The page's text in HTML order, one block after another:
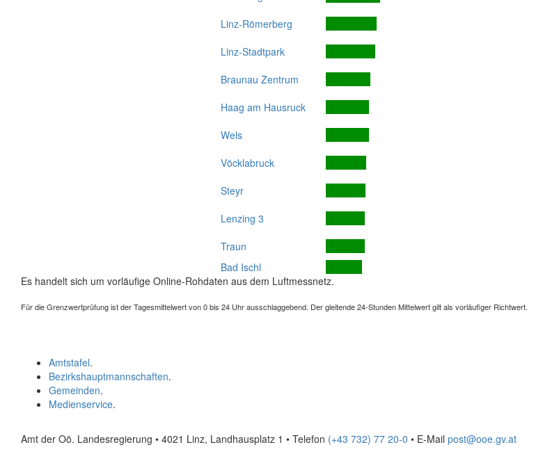
Linz-Römerberg
Linz-Stadtpark
Braunau Zentrum
Haag am Hausruck
Wels
Vöcklabruck
Steyr
Lenzing 3
Traun
Bad Ischl
Es handelt sich um vorläufige Online-Rohdaten aus dem Luftmessnetz.
Für die Grenzwertprüfung ist der Tagesmittelwert von 0 bis 24 Uhr ausschlaggebend. Der gleitende 24-Stunden Mittelwert gilt als vorläufiger Richtwert.
Amtstafel.
Bezirkshauptmannschaften.
Gemeinden.
Medienservice.
Amt der Oö. Landesregierung • 4021 Linz, Landhausplatz 1 • Telefon (+43 732) 77 20-0 • E-Mail post@ooe.gv.at